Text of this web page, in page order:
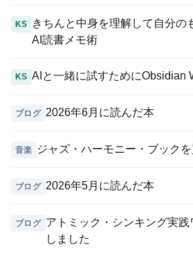
KS
きちんと中身を理解して自分の
AI読書メモ術
KS AIと一緒に試すためにObsidian
ブログ 2026年6月に読んだ本
音楽 ジャズ・ハーモニー・ブック
ブログ 2026年5月に読んだ本
ブログ アトミック・シンキング実
しました